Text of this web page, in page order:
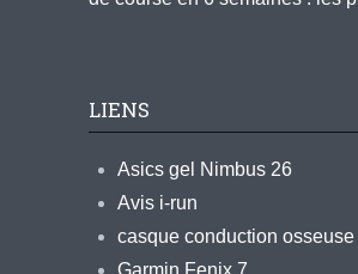
LIENS
Asics gel Nimbus 26
Avis i-run
casque conduction osseuse
Garmin Fenix 7